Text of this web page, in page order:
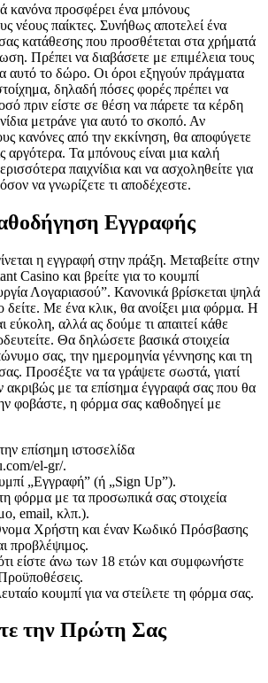
κανόνα προσφέρει ένα μπόνους
νέους παίκτες. Συνήθως αποτελεί ένα
κατάθεσης που προσθέτεται στα χρήματά
Πρέπει να διαβάσετε με επιμέλεια τους
αυτό το δώρο. Οι όροι εξηγούν πράγματα
δηλαδή πόσες φορές πρέπει να
πριν είστε σε θέση να πάρετε τα κέρδη
μετράνε για αυτό το σκοπό. Αν
κανόνες από την εκκίνηση, θα αποφύγετε
αργότερα. Τα μπόνους είναι μια καλή
παιχνίδια και να ασχοληθείτε για
να γνωρίζετε τι αποδέχεστε.
Εγγραφής
η εγγραφή στην πράξη. Μεταβείτε στην
Casino και βρείτε για το κουμπί
Λογαριασού”. Κανονικά βρίσκεται ψηλά
δείτε. Με ένα κλικ, θα ανοίξει μια φόρμα. Η
εύκολη, αλλά ας δούμε τι απαιτεί κάθε
Θα δηλώσετε βασικά στοιχεία
σας, την ημερομηνία γέννησης και τη
Προσέξτε να τα γράψετε σωστά, γιατί
ακριβώς με τα επίσημα έγγραφά σας που θα
φοβάστε, η φόρμα σας καθοδηγεί με
επίσημη ιστοσελίδα
el-gr/.
„Εγγραφή” (ή „Sign Up”).
φόρμα με τα προσωπικά σας στοιχεία
email, κλπ.).
Χρήστη και έναν Κωδικό Πρόσβασης
προβλέψιμος.
είστε άνω των 18 ετών και συμφωνήστε
κουμπί για να στείλετε τη φόρμα σας.
την Πρώτη Σας